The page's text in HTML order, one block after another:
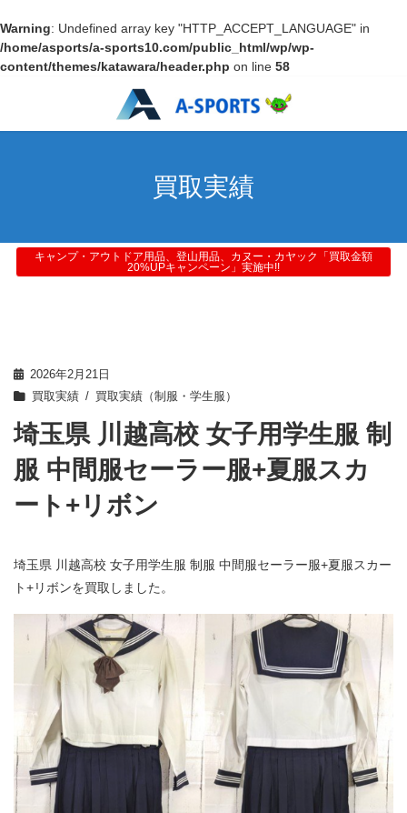
Warning: Undefined array key "HTTP_ACCEPT_LANGUAGE" in
/home/asports/a-sports10.com/public_html/wp/wp-
content/themes/katawara/header.php on line 58
買取実績
キャンプ・アウトドア用品、登山用品、カヌー・カヤック「買取金額
20%UPキャンペーン」実施中!!
2026年2月21日
買取実績
買取実績（制服・学生服）
埼玉県 川越高校 女子用学生服 制
服 中間服セーラー服+夏服スカ
ート+リボン
埼玉県 川越高校 女子用学生服 制服 中間服セーラー服+夏服スカー
ト+リボンを買取しました。